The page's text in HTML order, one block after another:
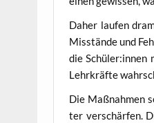
Daher lau­fen
Misstän­de und
die Schüler:innen
Lehr­kräf­te
Die Maß­nah­men
ter ver­schär­fen.